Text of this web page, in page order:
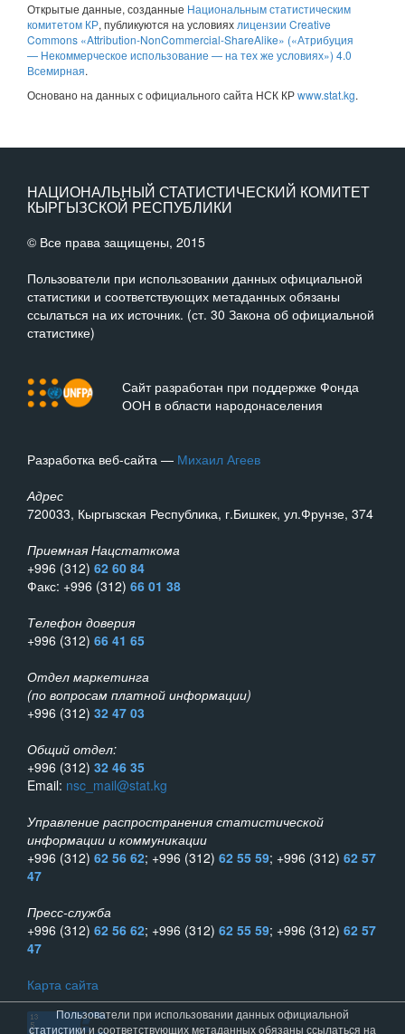
Открытые данные, созданные Национальным статистическим
комитетом КР, публикуются на условиях лицензии Creative
Commons «Attribution-NonCommercial-ShareAlike» («Атрибуция
— Некоммерческое использование — на тех же условиях») 4.0
Всемирная.
Основано на данных с официального сайта НСК КРwww.stat.kg.
НАЦИОНАЛЬНЫЙ СТАТИСТИЧЕСКИЙ КОМИТЕТ
КЫРГЫЗСКОЙ РЕСПУБЛИКИ
© Все права защищены, 2015
Пользователи при использовании данных официальной
статистики и соответствующих метаданных обязаны
ссылаться на их источник. (ст. 30 Закона об официальной
статистике)
Сайт разработан при поддержке Фонда
ООН в области народонаселения
Разработка веб-сайта — Михаил Агеев
Адрес
720033, Кыргызская Республика, г.Бишкек, ул.Фрунзе, 374
Приемная Нацстаткома
+996 (312) 62 60 84
Факс: +996 (312) 66 01 38
Телефон доверия
+996 (312) 66 41 65
Отдел маркетинга
(по вопросам платной информации)
+996 (312) 32 47 03
Общий отдел:
+996 (312) 32 46 35
Email: nsc_mail@stat.kg
Управление распространения статистической
информации и коммуникации
+996 (312) 62 56 62; +996 (312) 62 55 59; +996 (312) 62 57
47
Пресс-служба
+996 (312) 62 56 62; +996 (312) 62 55 59; +996 (312) 62 57
47
Карта сайта
Пользователи при использовании данных официальной
статистики и соответствующих метаданных обязаны ссылаться на